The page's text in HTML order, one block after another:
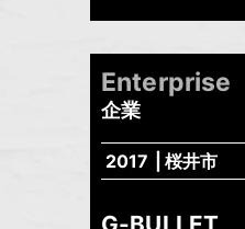
Enterprise
企業
2017 桜井市